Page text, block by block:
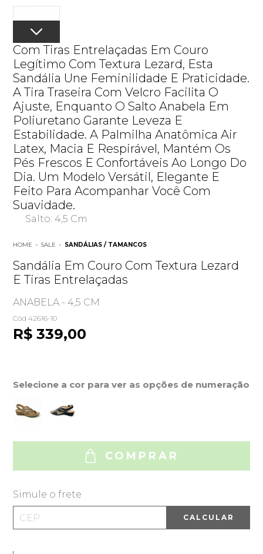
Com Tiras Entrelaçadas Em Couro
Legítimo Com Textura Lezard, Esta
Sandália Une Feminilidade E Praticidade.
A Tira Traseira Com Velcro Facilita O
Ajuste, Enquanto O Salto Anabela Em
Poliuretano Garante Leveza E
Estabilidade. A Palmilha Anatômica Air
Latex, Macia E Respirável, Mantém Os
Pés Frescos E Confortáveis Ao Longo Do
Dia. Um Modelo Versátil, Elegante E
Feito Para Acompanhar Você Com
Suavidade.
Salto: 4,5 Cm
HOME » SALE » SANDÁLIAS / TAMANCOS
Sandália Em Couro Com Textura Lezard
E Tiras Entrelaçadas
ANABELA - 4,5 CM
Cód 42616-10
R$ 339,00
Selecione a cor para ver as opções de numeração
COMPRAR
Simule o frete
CALCULAR